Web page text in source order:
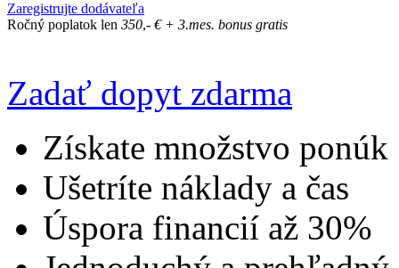
Zaregistrujte dodávateľa
Ročný poplatok len 350,- € + 3.mes. bonus gratis
Zadať dopyt zdarma
Získate množstvo ponúk
Ušetríte náklady a čas
Úspora financií až 30%